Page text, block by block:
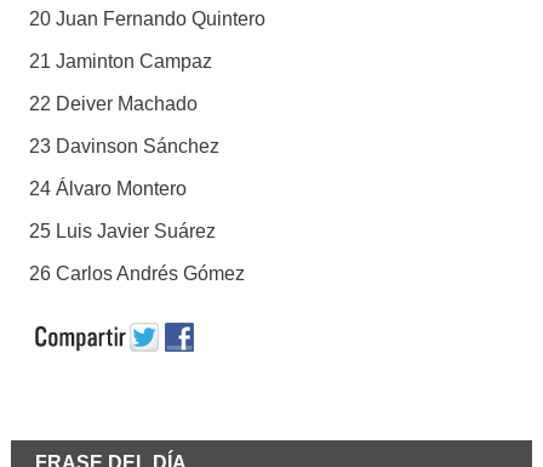
20 Juan Fernando Quintero
21 Jaminton Campaz
22 Deiver Machado
23 Davinson Sánchez
24 Álvaro Montero
25 Luis Javier Suárez
26 Carlos Andrés Gómez